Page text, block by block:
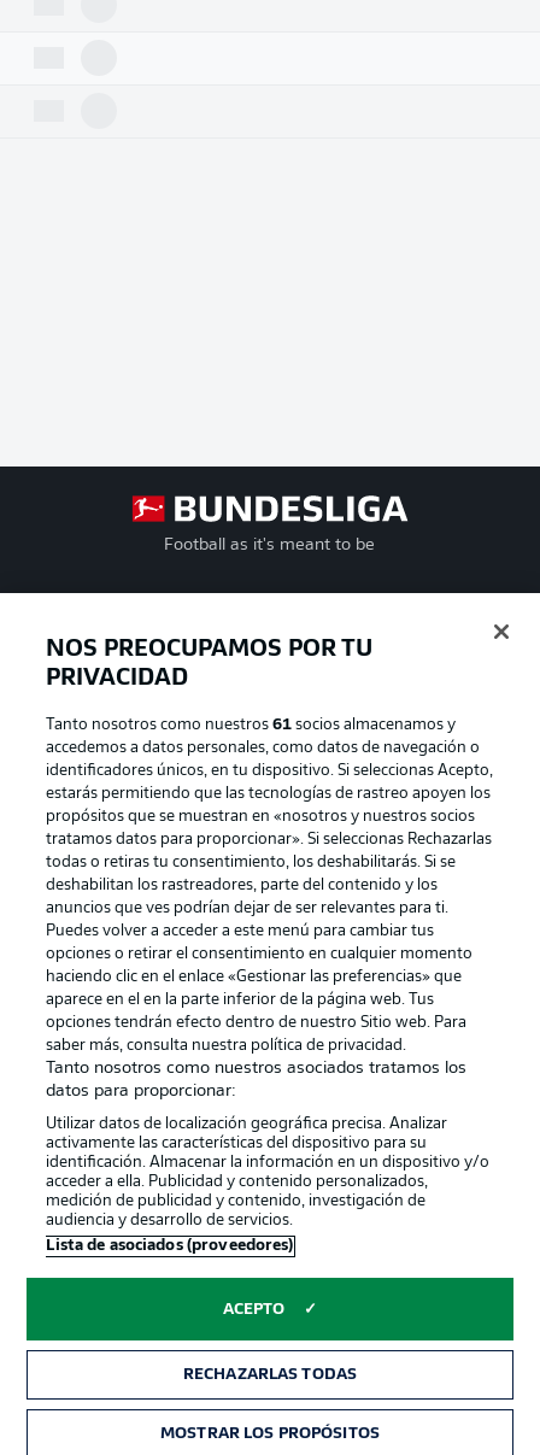
Football as it's meant to be
Official Partners
Publicidad Aviso legal
Gestionar las preferencias Declaracion de privacidad
Canales Trabajos
Jugadores Condiciones de uso
Sello Editorial
NOS PREOCUPAMOS POR TU
PRIVACIDAD
Tanto nosotros como nuestros61 socios almacenamos y
accedemos a datos personales, como datos de navegación o
identificadores únicos, en tu dispositivo. Si seleccionas Acepto,
estarás permitiendo que las tecnologías de rastreo apoyen los
propósitos que se muestran en «nosotros y nuestros socios
tratamos datos para proporcionar». Si seleccionas Rechazarlas
todas o retiras tu consentimiento, los deshabilitarás. Si se
deshabilitan los rastreadores, parte del contenido y los
anuncios que ves podrían dejar de ser relevantes para ti.
Puedes volver a acceder a este menú para cambiar tus
opciones o retirar el consentimiento en cualquier momento
haciendo clic en el enlace «Gestionar las preferencias» que
aparece en el en la parte inferior de la página web. Tus
opciones tendrán efecto dentro de nuestro Sitio web. Para
saber más, consulta nuestra política de privacidad.
Tanto nosotros como nuestros asociados tratamos los
datos para proporcionar:
Utilizar datos de localización geográfica precisa. Analizar
activamente las características del dispositivo para su
identificación. Almacenar la información en un dispositivo y/o
acceder a ella. Publicidad y contenido personalizados,
medición de publicidad y contenido, investigación de
audiencia y desarrollo de servicios.
Lista de asociados (proveedores)
ACEPTO
RECHAZARLAS TODAS
MOSTRAR LOS PROPÓSITOS